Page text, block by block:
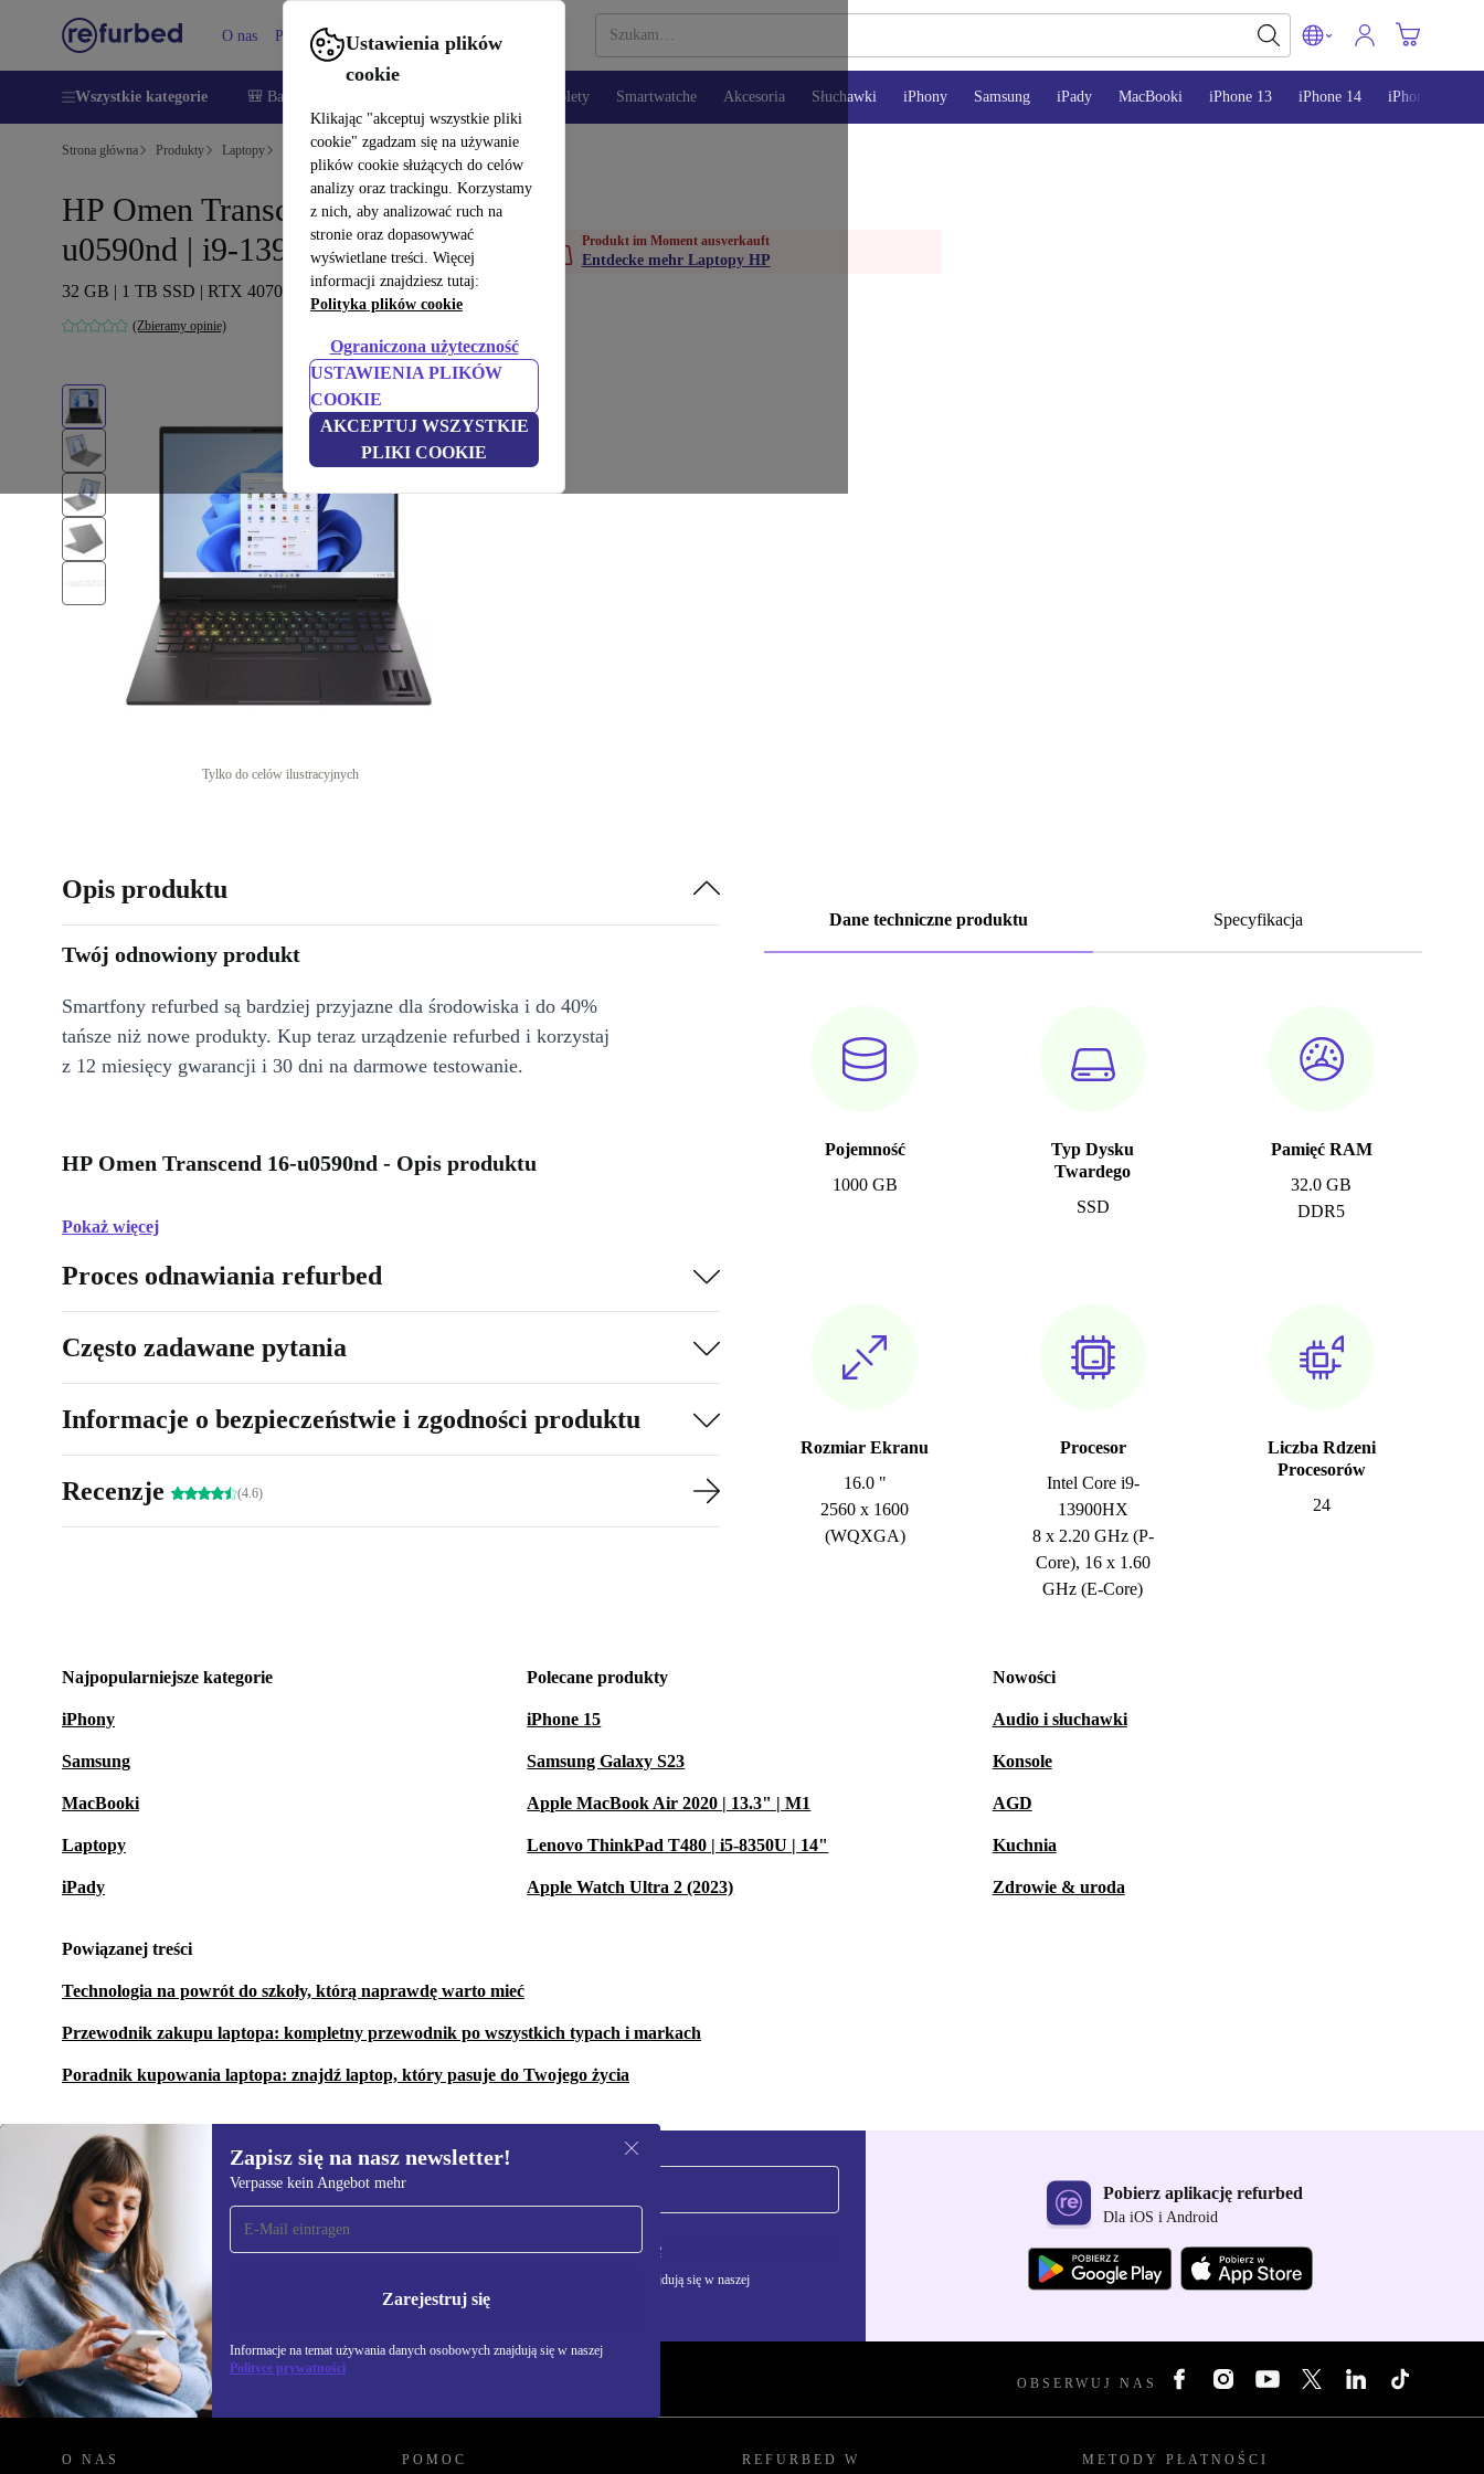
Ustawienia plików
cookie
Klikając "akceptuj wszystkie pliki
cookie" zgadzam się na używanie
plików cookie służących do celów
analizy oraz trackingu. Korzystamy
z nich, aby analizować ruch na
stronie oraz dopasowywać
wyświetlane treści. Więcej
informacji znajdziesz tutaj:
Polityka plików cookie
Ograniczona użyteczność
USTAWIENIA PLIKÓW
COOKIE
AKCEPTUJ WSZYSTKIE
PLIKI COOKIE
O nas Pomoc
Wszystkie kategorie 🎒 Back to school Tablety Smartwatche Akcesoria Słuchawki iPhony Samsung iPady MacBooki iPhone 13 iPhone 14 iPhone 15
Strona główna Produkty Laptopy Laptopy HP
HP Omen Transcend 16-
u0590nd | i9-13900HX | 16"
32 GB | 1 TB SSD | RTX 4070 | Win 11 Home | US
(Zbieramy opinie)
Tylko do celów ilustracyjnych
Produkt im Moment ausverkauft
Entdecke mehr Laptopy HP
Dane techniczne produktu Specyfikacja
Pojemność
1000 GB
Typ Dysku
Twardego
SSD
Pamięć RAM
32.0 GB
DDR5
Rozmiar Ekranu
16.0 "
2560 x 1600
(WQXGA)
Procesor
Intel Core i9-
13900HX
8 x 2.20 GHz (P-
Core), 16 x 1.60
GHz (E-Core)
Liczba Rdzeni
Procesorów
24
Opis produktu
Twój odnowiony produkt
Smartfony refurbed są bardziej przyjazne dla środowiska i do 40%
tańsze niż nowe produkty. Kup teraz urządzenie refurbed i korzystaj
z 12 miesięcy gwarancji i 30 dni na darmowe testowanie.
HP Omen Transcend 16-u0590nd - Opis produktu
Pokaż więcej
Proces odnawiania refurbed
Często zadawane pytania
Informacje o bezpieczeństwie i zgodności produktu
Recenzje (4.6)
Najpopularniejsze kategorie
iPhony
Samsung
MacBooki
Laptopy
iPady
Polecane produkty
iPhone 15
Samsung Galaxy S23
Apple MacBook Air 2020 | 13.3" | M1
Lenovo ThinkPad T480 | i5-8350U | 14"
Apple Watch Ultra 2 (2023)
Nowości
Audio i słuchawki
Konsole
AGD
Kuchnia
Zdrowie & uroda
Powiązanej treści
Technologia na powrót do szkoły, którą naprawdę warto mieć
Przewodnik zakupu laptopa: kompletny przewodnik po wszystkich typach i markach
Poradnik kupowania laptopa: znajdź laptop, który pasuje do Twojego życia
Zapisz się na nasz newsletter!
Verpasse kein Angebot mehr
Zarejestruj się
Informacje na temat używania danych osobowych znajdują się w naszej
Polityce prywatności
Zapisz się na nasz
newsletter!
Nie przegap żadnej oferty.
Zarejestruj się
Informacje na temat używania danych osobowych znajdują się w naszej
Polityce prywatności
Pobierz aplikację refurbed
Dla iOS i Android
REFURBED POLSKA - RETHINK NEW. OBSERWUJ NAS
O NAS POMOC REFURBED W METODY PŁATNOŚCI